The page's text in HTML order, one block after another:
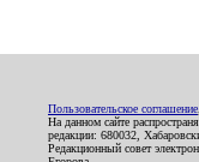
Пользовательское соглашение
На данном сайте
редакции: 680032,
Редакционный совет